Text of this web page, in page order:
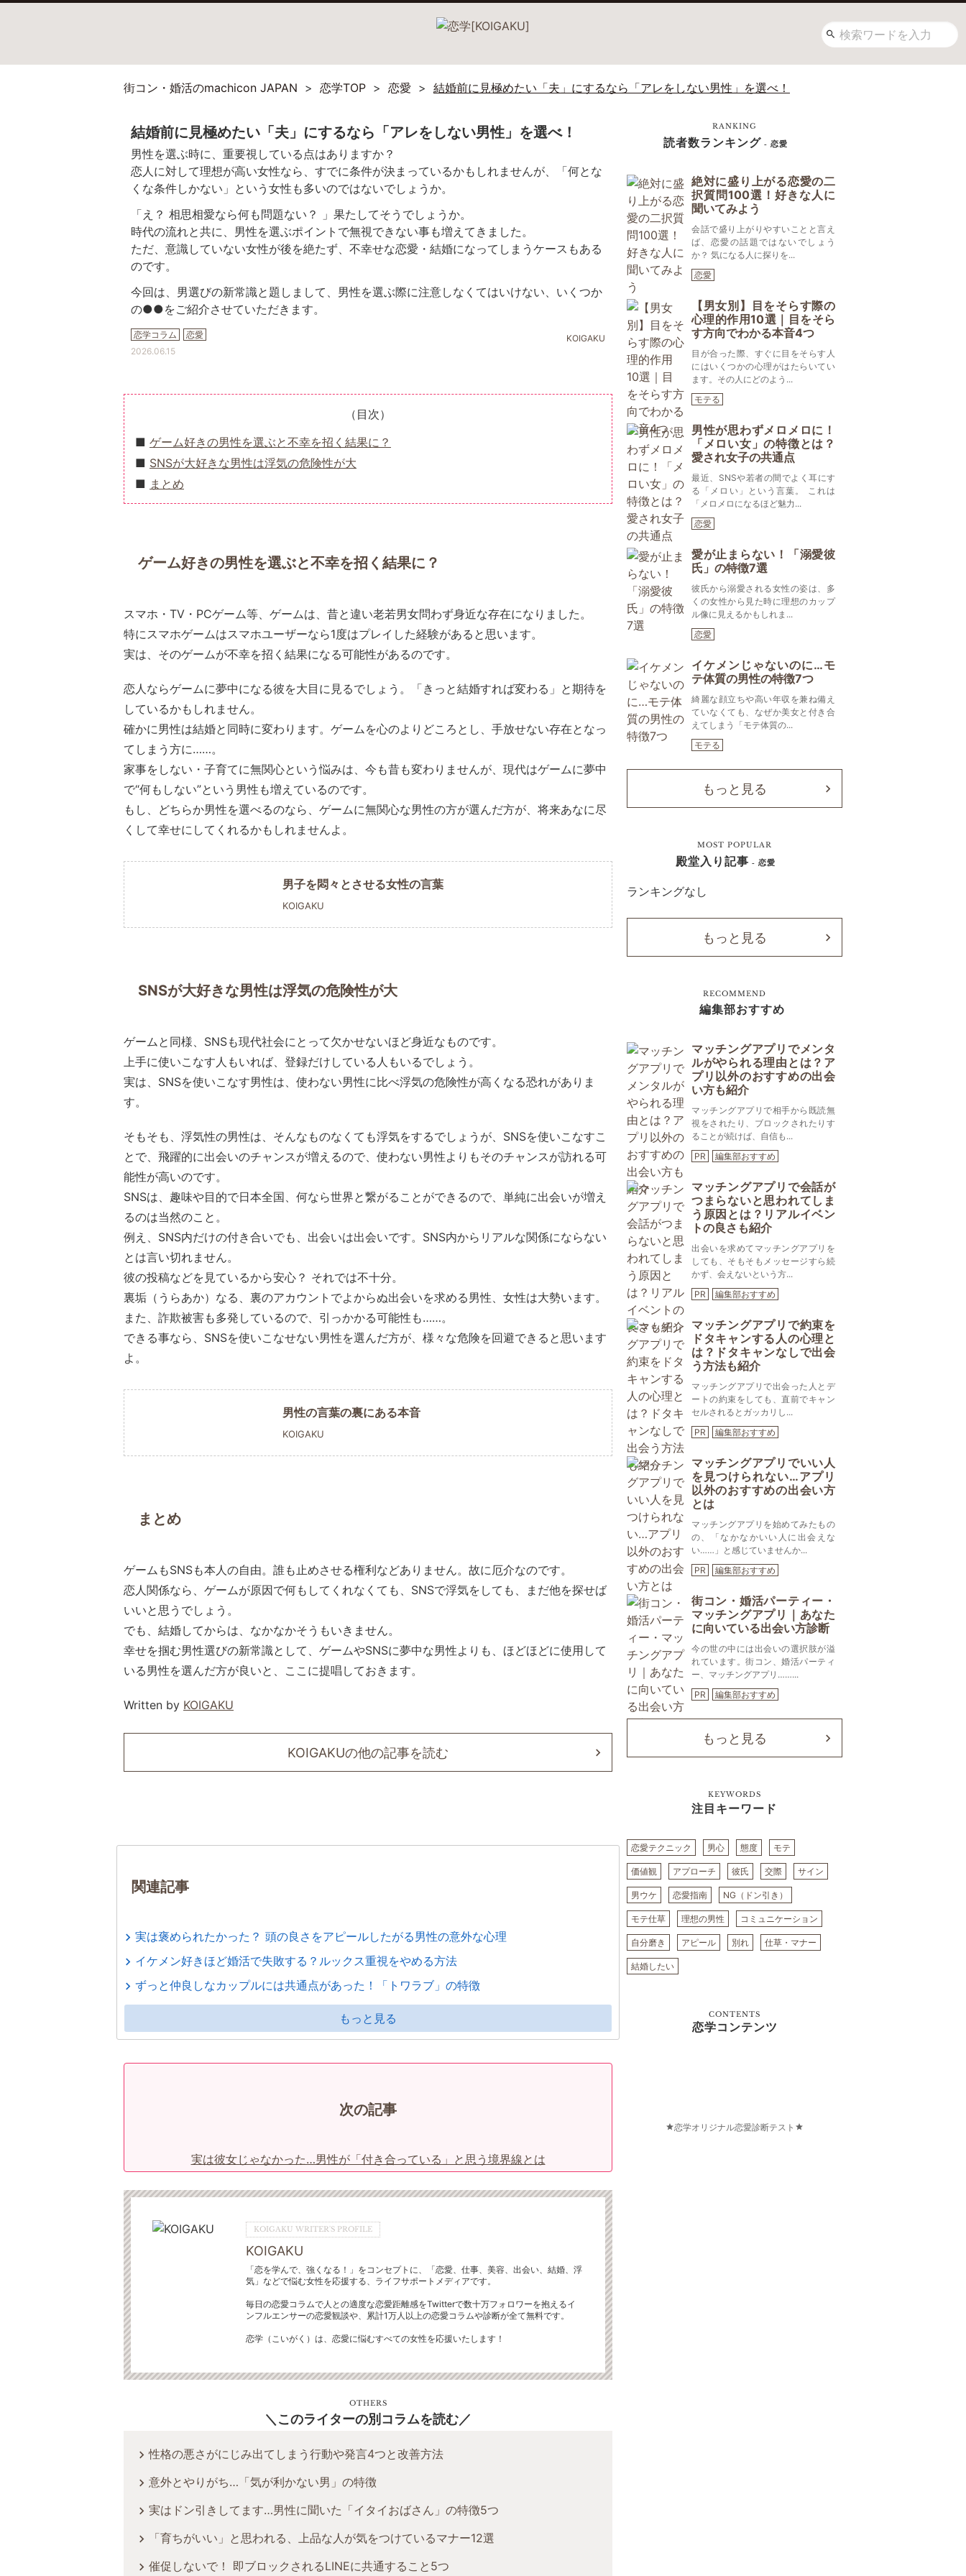
街コン・婚活のmachicon JAPAN 恋学TOP 恋愛 結婚前に見極めたい「夫」にするなら「アレをしない男性」を選べ！
結婚前に見極めたい「夫」にするなら「アレをしない男性」を選べ！
男性を選ぶ時に、重要視している点はありますか？
恋人に対して理想が高い女性なら、すでに条件が決まっているかもしれませんが、「何とな
くな条件しかない」という女性も多いのではないでしょうか。
「え？ 相思相愛なら何も問題ない？ 」果たしてそうでしょうか。
時代の流れと共に、男性を選ぶポイントで無視できない事も増えてきました。
ただ、意識していない女性が後を絶たず、不幸せな恋愛・結婚になってしまうケースもある
のです。
今回は、男選びの新常識と題しまして、男性を選ぶ際に注意しなくてはいけない、いくつか
の●●をご紹介させていただきます。
恋学コラム 恋愛
KOIGAKU
2026.06.15
（目次）
ゲーム好きの男性を選ぶと不幸を招く結果に？
SNSが大好きな男性は浮気の危険性が大
まとめ
ゲーム好きの男性を選ぶと不幸を招く結果に？
スマホ・TV・PCゲーム等、ゲームは、昔と違い老若男女問わず身近な存在になりました。
特にスマホゲームはスマホユーザーなら1度はプレイした経験があると思います。
実は、そのゲームが不幸を招く結果になる可能性があるのです。
恋人ならゲームに夢中になる彼を大目に見るでしょう。「きっと結婚すれば変わる」と期待を
しているかもしれません。
確かに男性は結婚と同時に変わります。ゲームを心のよりどころとし、手放せない存在となっ
てしまう方に……。
家事をしない・子育てに無関心という悩みは、今も昔も変わりませんが、現代はゲームに夢中
で“何もしない”という男性も増えているのです。
もし、どちらか男性を選べるのなら、ゲームに無関心な男性の方が選んだ方が、将来あなに尽
くして幸せにしてくれるかもしれませんよ。
男子を悶々とさせる女性の言葉
KOIGAKU
SNSが大好きな男性は浮気の危険性が大
ゲームと同様、SNSも現代社会にとって欠かせないほど身近なものです。
上手に使いこなす人もいれば、登録だけしている人もいるでしょう。
実は、SNSを使いこなす男性は、使わない男性に比べ浮気の危険性が高くなる恐れがありま
す。
そもそも、浮気性の男性は、そんなものなくても浮気をするでしょうが、SNSを使いこなすこ
とで、飛躍的に出会いのチャンスが増えるので、使わない男性よりもそのチャンスが訪れる可
能性が高いのです。
SNSは、趣味や目的で日本全国、何なら世界と繋がることができるので、単純に出会いが増え
るのは当然のこと。
例え、SNS内だけの付き合いでも、出会いは出会いです。SNS内からリアルな関係にならない
とは言い切れません。
彼の投稿などを見ているから安心？ それでは不十分。
裏垢（うらあか）なる、裏のアカウントでよからぬ出会いを求める男性、女性は大勢います。
また、詐欺被害も多発しているので、引っかかる可能性も……。
できる事なら、SNSを使いこなせない男性を選んだ方が、様々な危険を回避できると思います
よ。
男性の言葉の裏にある本音
KOIGAKU
まとめ
ゲームもSNSも本人の自由。誰も止めさせる権利などありません。故に厄介なのです。
恋人関係なら、ゲームが原因で何もしてくれなくても、SNSで浮気をしても、まだ他を探せば
いいと思うでしょう。
でも、結婚してからは、なかなかそうもいきません。
幸せを掴む男性選びの新常識として、ゲームやSNSに夢中な男性よりも、ほどほどに使用して
いる男性を選んだ方が良いと、ここに提唱しておきます。
Written by KOIGAKU
KOIGAKUの他の記事を読む
関連記事
実は褒められたかった？ 頭の良さをアピールしたがる男性の意外な心理
イケメン好きほど婚活で失敗する？ルックス重視をやめる方法
ずっと仲良しなカップルには共通点があった！「トワラブ」の特徴
もっと見る
次の記事
実は彼女じゃなかった…男性が「付き合っている」と思う境界線とは
KOIGAKU WRITER'S PROFILE
KOIGAKU
「恋を学んで、強くなる！」をコンセプトに、「恋愛、仕事、美容、出会い、結婚、浮
気」などで悩む女性を応援する、ライフサポートメディアです。
毎日の恋愛コラムで人との適度な恋愛距離感をTwitterで数十万フォロワーを抱えるイ
ンフルエンサーの恋愛観談や、累計1万人以上の恋愛コラムや診断が全て無料です。
恋学（こいがく）は、恋愛に悩むすべての女性を応援いたします！
OTHERS
このライターの別コラムを読む
性格の悪さがにじみ出てしまう行動や発言4つと改善方法
意外とやりがち…「気が利かない男」の特徴
実はドン引きしてます…男性に聞いた「イタイおばさん」の特徴5つ
「育ちがいい」と思われる、上品な人が気をつけているマナー12選
催促しないで！ 即ブロックされるLINEに共通すること5つ
RANKING
読者数ランキング - 恋愛
絶対に盛り上がる恋愛の二
択質問100選！好きな人に
聞いてみよう
会話で盛り上がりやすいことと言え
ば、恋愛の話題ではないでしょう
か？ 気になる人に探りを...
恋愛
【男女別】目をそらす際の
心理的作用10選｜目をそら
す方向でわかる本音4つ
目が合った際、すぐに目をそらす人
にはいくつかの心理がはたらいてい
ます。その人にどのよう...
モテる
男性が思わずメロメロに！
「メロい女」の特徴とは？
愛され女子の共通点
最近、SNSや若者の間でよく耳にす
る「メロい」という言葉。 これは
「メロメロになるほど魅力...
恋愛
愛が止まらない！「溺愛彼
氏」の特徴7選
彼氏から溺愛される女性の姿は、多
くの女性から見た時に理想のカップ
ル像に見えるかもしれま...
恋愛
イケメンじゃないのに…モ
テ体質の男性の特徴7つ
綺麗な顔立ちや高い年収を兼ね備え
ていなくても、なぜか美女と付き合
えてしまう「モテ体質の...
モテる
もっと見る
MOST POPULAR
殿堂入り記事 - 恋愛
ランキングなし
もっと見る
RECOMMEND
編集部おすすめ
マッチングアプリでメンタ
ルがやられる理由とは？ア
プリ以外のおすすめの出会
い方も紹介
マッチングアプリで相手から既読無
視をされたり、ブロックされたりす
ることが続けば、自信も...
PR
編集部おすすめ
マッチングアプリで会話が
つまらないと思われてしま
う原因とは？リアルイベン
トの良さも紹介
出会いを求めてマッチングアプリを
しても、そもそもメッセージすら続
かず、会えないという方...
PR
編集部おすすめ
マッチングアプリで約束を
ドタキャンする人の心理と
は？ドタキャンなしで出会
う方法も紹介
マッチングアプリで出会った人とデ
ートの約束をしても、直前でキャン
セルされるとガッカリし...
PR
編集部おすすめ
マッチングアプリでいい人
を見つけられない…アプリ
以外のおすすめの出会い方
とは
マッチングアプリを始めてみたもの
の、「なかなかいい人に出会えな
い……」と感じていませんか...
PR
編集部おすすめ
街コン・婚活パーティー・
マッチングアプリ｜あなた
に向いている出会い方診断
今の世の中には出会いの選択肢が溢
れています。街コン、婚活パーティ
ー、マッチングアプリ……...
PR
編集部おすすめ
もっと見る
KEYWORDS
注目キーワード
恋愛テクニック 男心 態度 モテ
価値観 アプローチ 彼氏 交際 サイン
男ウケ 恋愛指南 NG（ドン引き）
モテ仕草 理想の男性 コミュニケーション
自分磨き アピール 別れ 仕草・マナー
結婚したい
CONTENTS
恋学コンテンツ
恋学オリジナル恋愛診断テスト